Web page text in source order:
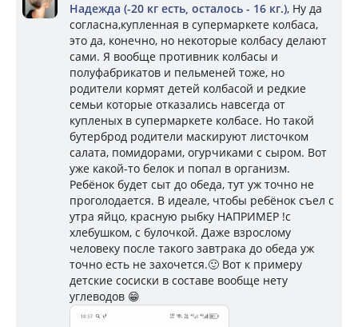
Надежда (-20 кг есть, осталось - 16 кг.), Ну да
согласна,купленная в супермаркете колбаса,
это да, конечно, но некоторые колбасу делают
сами. Я вообще противник колбасы и
полуфабрикатов и пельменей тоже, но
родители кормят детей колбасой и редкие
семьи которые отказались навсегда от
купленых в супермаркете колбасе. Но такой
бутерброд родители маскируют листочком
салата, помидорами, огурчиками с сыром. Вот
уже какой-то белок и попал в организм.
Ребёнок будет сыт до обеда, тут уж точно не
проголодается. В идеале, чтобы ребёнок съел с
утра яйцо, красную рыбку НАПРИМЕР !с
хлебушком, с булочкой. Даже взрослому
человеку после такого завтрака до обеда уж
точно есть не захочется.🙂 Вот к примеру
детские сосиски в составе вообще нету
углеводов 😁